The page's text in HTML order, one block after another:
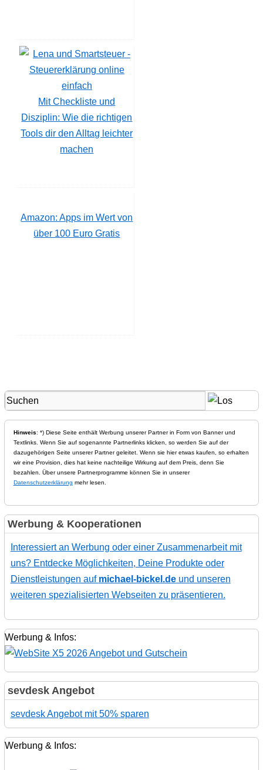
Mit Checkliste und
Disziplin: Wie die richtigen
Tools dir den Alltag leichter
machen
Amazon: Apps im Wert von
über 100 Euro Gratis
Hinweis: *) Diese Seite enthält Werbung unserer Partner in Form von Banner und
Textlinks. Wenn Sie auf sogenannte Partnerlinks klicken, so werden Sie auf der
dazugehörigen Seite unserer Partner geleitet. Wenn sie hier etwas kaufen, so erhalten
wir eine Provision, dies hat keine nachteilige Wirkung auf dem Preis, denn Sie
bezahlen. Über unsere Partnerprogramme können Sie in unserer
Datenschutzerklärung mehr lesen.
Werbung & Kooperationen
Interessiert an Werbung oder einer Zusammenarbeit mit
uns? Entdecke Möglichkeiten, Deine Produkte oder
Dienstleistungen auf michael-bickel.deund unseren
weiteren spezialisierten Webseiten zu präsentieren.
Werbung & Infos:
sevdesk Angebot
sevdesk Angebot mit 50% sparen
Werbung & Infos: